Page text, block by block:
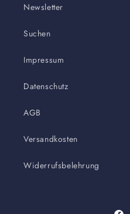
Newsletter
Suchen
Impressum
Datenschutz
AGB
Versandkosten
Widerrufsbelehrung